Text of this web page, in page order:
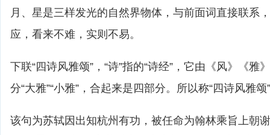
月、星是三样发光的自然界物体，与前面词直接联系
应，看来不难，实则不易。
下联“四诗风雅颂”，“诗”指的“诗经”，它由《风》《雅
分“大雅”“小雅”，合起来是四部分。所以称“四诗风雅
该句为苏轼因出知杭州有功，被任命为翰林乘旨上朝